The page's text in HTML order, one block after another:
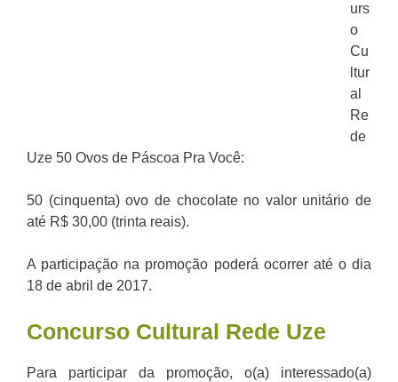
urs
o
Cu
ltur
al
Re
de
Uze 50 Ovos de Páscoa Pra Você:
50 (cinquenta) ovo de chocolate no valor unitário de
até R$ 30,00 (trinta reais).
A participação na promoção poderá ocorrer até o dia
18 de abril de 2017.
Concurso Cultural Rede Uze
Para participar da promoção, o(a) interessado(a)